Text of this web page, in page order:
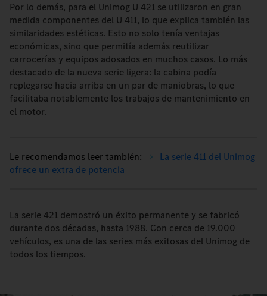
Por lo demás, para el Unimog U 421 se utilizaron en gran
medida componentes del U 411, lo que explica también las
similaridades estéticas. Esto no solo tenía ventajas
económicas, sino que permitía además reutilizar
carrocerías y equipos adosados en muchos casos. Lo más
destacado de la nueva serie ligera: la cabina podía
replegarse hacia arriba en un par de maniobras, lo que
facilitaba notablemente los trabajos de mantenimiento en
el motor.
La serie 411 del Unimog
ofrece un extra de potencia
La serie 421 demostró un éxito permanente y se fabricó
durante dos décadas, hasta 1988. Con cerca de 19.000
vehículos, es una de las series más exitosas del Unimog de
todos los tiempos.